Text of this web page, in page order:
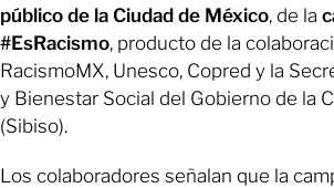
público de la Ciudad de México, de la
#EsRacismo, producto de la
RacismoMX, Unesco, Copred y la
y Bienestar Social del Gobierno de la
(Sibiso).
Los colaboradores señalan que la